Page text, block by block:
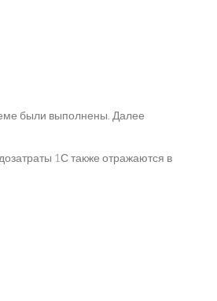
были выполнены. Далее
1С также отражаются в